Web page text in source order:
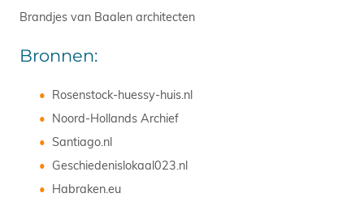
Brandjes van Baalen architecten
Bronnen:
Rosenstock-huessy-huis.nl
Noord-Hollands Archief
Santiago.nl
Geschiedenislokaal023.nl
Habraken.eu